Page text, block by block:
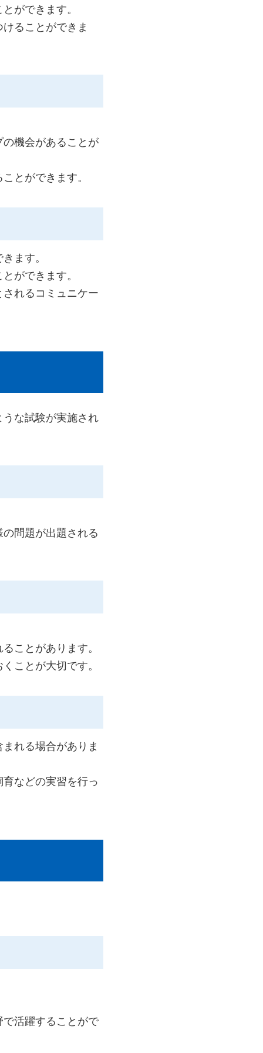
ができます。
ることができま
機会があることが
とができます。
ます。
ができます。
れるコミュニケー
な試験が実施され
問題が出題される
ことがあります。
ことが大切です。
れる場合がありま
などの実習を行っ
活躍することがで